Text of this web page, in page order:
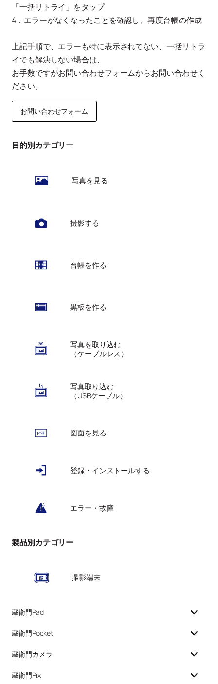
目的別カテゴリー
写真を見る
撮影する
台帳を作る
黒板を作る
写真を取り込む
（ケーブルレス）
写真取り込む
（USBケーブル）
図面を見る
登録・インストールする
エラー・故障
製品別カテゴリー
撮影端末
蔵衛門Pad
蔵衛門Pocket
蔵衛門カメラ
蔵衛門Pix
「一括リトライ」をタップ
4．エラーがなくなったことを確認し、再度台帳の作成
上記手順で、エラーも特に表示されてない、一括リトラ
イでも解決しない場合は、
お手数ですがお問い合わせフォームからお問い合わせく
ださい。
お問い合わせフォーム